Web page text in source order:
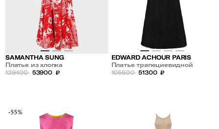
SAMANTHA SUNG
Платье из хлопка
129400 53900 ₽
EDWARD ACHOUR PARIS
Платье трапециевидной
формы с 3D рисунком в виде
105500 51300 ₽
-55%